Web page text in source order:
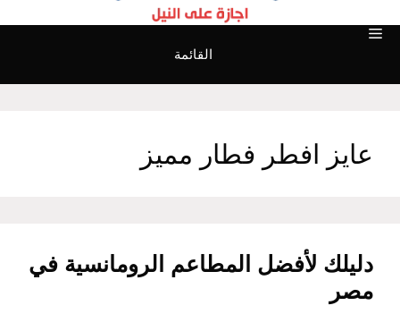
القائمة
عايز افطر فطار مميز
دليلك لأفضل المطاعم الرومانسية في
مصر